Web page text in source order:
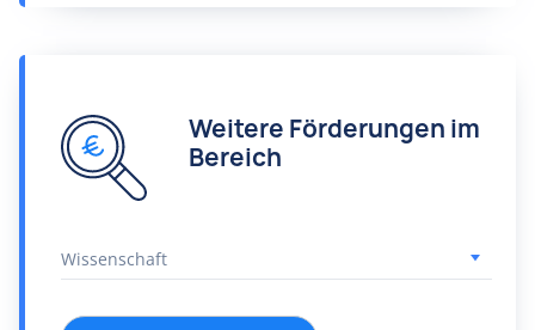
Weitere Förderungen im
Bereich